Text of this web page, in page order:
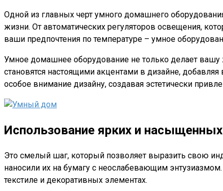
Одной из главных черт умного домашнего
жизни. От автоматических регуляторов освещения,
ваши предпочтения по температуре – умное
Умное домашнее оборудование не только делает вашу
становятся настоящими акцентами в дизайне,
особое внимание дизайну, создавая эстетически
Использование ярких и
Это смелый шаг, который позволяет выразить свою
наносили их на бумагу с неослабевающим
текстиле и декоративных элементах.